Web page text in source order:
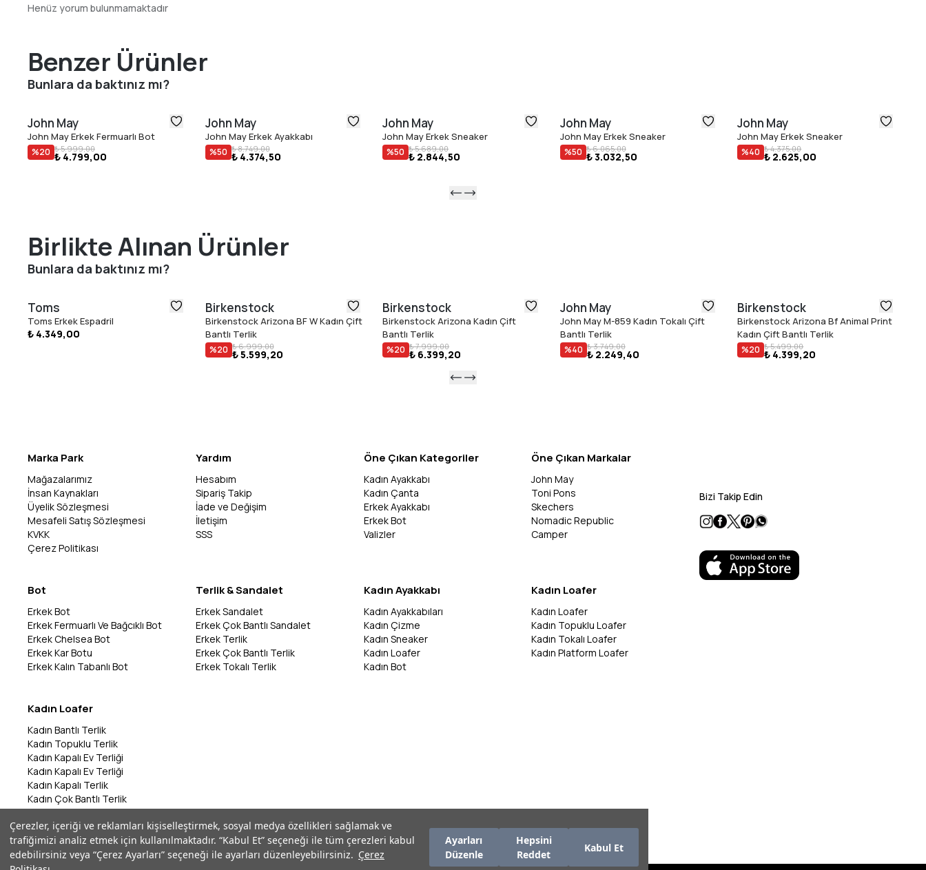
Çerezler, içeriği ve reklamları kişiselleştirmek, sosyal medya özellikleri sağlamak ve
trafiğimizi analiz etmek için kullanılmaktadır. “Kabul Et” seçeneği ile tüm çerezleri kabul
edebilirsiniz veya “Çerez Ayarları” seçeneği ile ayarları düzenleyebilirsiniz. Çerez
Ayarları
Düzenle
Hepsini
Reddet
Kabul Et
Henüz yorum bulunmamaktadır
Benzer Ürünler
Bunlara da baktınız mı?
John May
John May Erkek Fermuarlı Bot
%20 ₺ 5.999,00
₺ 4.799,00
John May
John May Erkek Ayakkabı
%50 ₺ 8.749,00
₺ 4.374,50
John May
John May Erkek Sneaker
%50 ₺ 5.689,00
₺ 2.844,50
John May
John May Erkek Sneaker
%50 ₺ 6.065,00
₺ 3.032,50
John May
John May Erkek Sneaker
%40 ₺ 4.375,00
₺ 2.625,00
Birlikte Alınan Ürünler
Bunlara da baktınız mı?
Toms
Toms Erkek Espadril
₺ 4.349,00
Birkenstock
Birkenstock Arizona BF W Kadın Çift
Bantlı Terlik
%20 ₺ 6.999,00
₺ 5.599,20
Birkenstock
Birkenstock Arizona Kadın Çift
Bantlı Terlik
%20 ₺ 7.999,00
₺ 6.399,20
John May
John May M-859 Kadın Tokalı Çift
Bantlı Terlik
%40 ₺ 3.749,00
₺ 2.249,40
Birkenstock
Birkenstock Arizona Bf Animal Print
Kadın Çift Bantlı Terlik
%20 ₺ 5.499,00
₺ 4.399,20
Marka Park
Mağazalarımız
İnsan Kaynakları
Üyelik Sözleşmesi
Mesafeli Satış Sözleşmesi
KVKK
Çerez Politikası
Yardım
Hesabım
Sipariş Takip
İade ve Değişim
İletişim
SSS
Öne Çıkan Kategoriler
Kadın Ayakkabı
Kadın Çanta
Erkek Ayakkabı
Erkek Bot
Valizler
Öne Çıkan Markalar
John May
Toni Pons
Skechers
Nomadic Republic
Camper
Bot
Erkek Bot
Erkek Fermuarlı Ve Bağcıklı Bot
Erkek Chelsea Bot
Erkek Kar Botu
Erkek Kalın Tabanlı Bot
Terlik & Sandalet
Erkek Sandalet
Erkek Çok Bantlı Sandalet
Erkek Terlik
Erkek Çok Bantlı Terlik
Erkek Tokalı Terlik
Kadın Ayakkabı
Kadın Ayakkabıları
Kadın Çizme
Kadın Sneaker
Kadın Loafer
Kadın Bot
Kadın Loafer
Kadın Loafer
Kadın Topuklu Loafer
Kadın Tokalı Loafer
Kadın Platform Loafer
Kadın Loafer
Kadın Bantlı Terlik
Kadın Topuklu Terlik
Kadın Kapalı Ev Terliği
Kadın Kapalı Ev Terliği
Kadın Kapalı Terlik
Kadın Çok Bantlı Terlik
Kadın Bantlı Terlik
Kadın Çok Bantlı Terlik
Kadın Parmak Arası Terlik
Bizi Takip Edin